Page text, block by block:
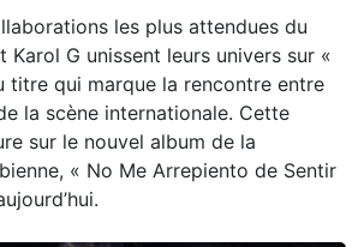
les plus attendues du
Karol G unissent leurs univers sur «
titre qui marque la rencontre entre
la scène internationale. Cette
sur le nouvel album de la
« No Me Arrepiento de Sentir